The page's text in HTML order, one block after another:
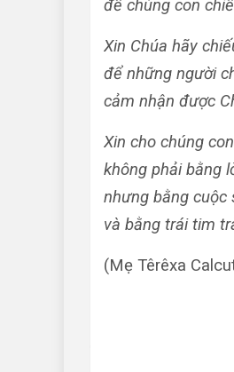
để chúng con
Xin Chúa hãy
để những người
cảm nhận được
Xin cho chúng
không phải bằng
nhưng bằng cuộc
và bằng trái tim
(Mẹ Têrêxa